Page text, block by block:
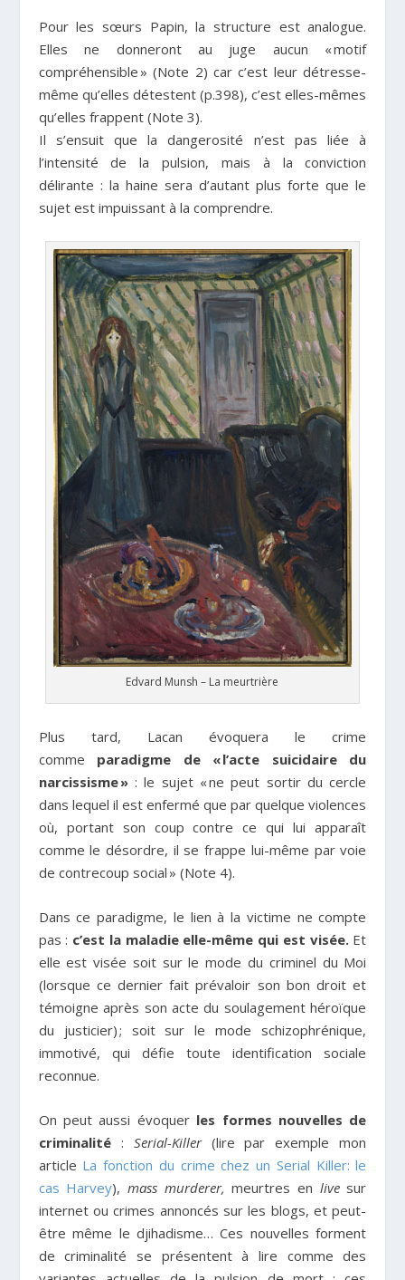
Pour les sœurs Papin, la structure est analogue.
Elles ne donneront au juge aucun « motif
compréhensible » (Note 2) car c’est leur détresse-
même qu’elles détestent (p.398), c’est elles-mêmes
qu’elles frappent (Note 3).
Il s’ensuit que la dangerosité n’est pas liée à
l’intensité de la pulsion, mais à la conviction
délirante : la haine sera d’autant plus forte que le
sujet est impuissant à la comprendre.
Edvard Munsh – La meurtrière
Plus tard, Lacan évoquera le crime
comme paradigme de «l’acte suicidaire du
narcissisme»: le sujet « ne peut sortir du cercle
dans lequel il est enfermé que par quelque violences
où, portant son coup contre ce qui lui apparaît
comme le désordre, il se frappe lui-même par voie
de contrecoup social » (Note 4).
Dans ce paradigme, le lien à la victime ne compte
pas : c’est la maladie elle-même qui est visée.Et
elle est visée soit sur le mode du criminel du Moi
(lorsque ce dernier fait prévaloir son bon droit et
témoigne après son acte du soulagement héroïque
du justicier) ; soit sur le mode schizophrénique,
immotivé, qui défie toute identification sociale
reconnue.
On peut aussi évoquer les formes nouvelles de
criminalité: Serial-Killer (lire par exemple mon
article La fonction du crime chez un Serial Killer: le
cas Harvey), mass murderer,meurtres en livesur
internet ou crimes annoncés sur les blogs, et peut-
être même le djihadisme… Ces nouvelles forment
de criminalité se présentent à lire comme des